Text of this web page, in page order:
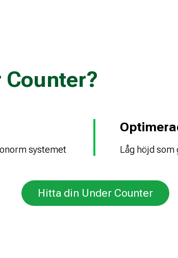
systemet Låg höjd som
Hitta din Under Counter